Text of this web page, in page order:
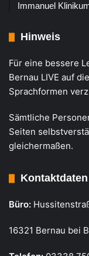
Immanuel
Hinweis
Für eine bessere
Bernau LIVE auf
Sprachformen
Sämtliche
Seiten
gleichermaßen.
Büro:
16321 Bernau bei